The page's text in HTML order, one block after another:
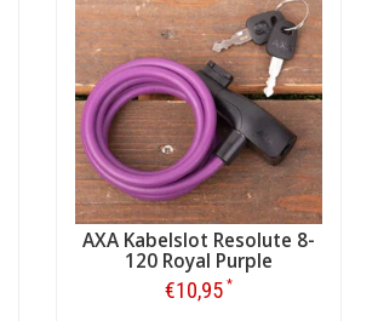
AXA Kabelslot Resolute 8-
120 Royal Purple
€10,95 *